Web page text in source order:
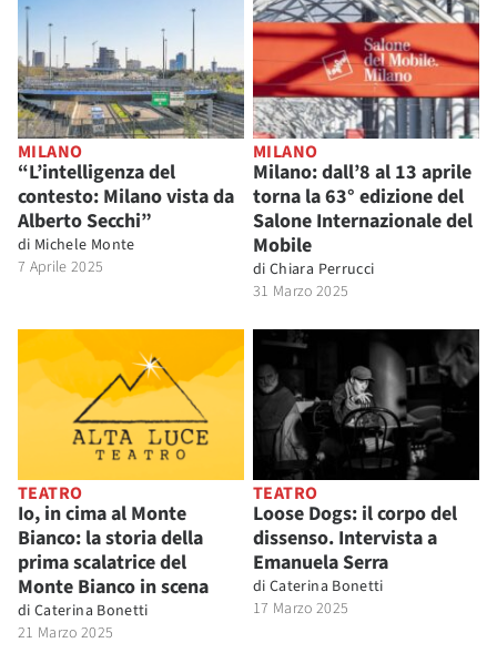
MILANO
“L’intelligenza del
contesto: Milano vista da
Alberto Secchi”
di Michele Monte
7 Aprile 2025
MILANO
Milano: dall’8 al 13 aprile
torna la 63° edizione del
Salone Internazionale del
Mobile
di Chiara Perrucci
31 Marzo 2025
TEATRO
Io, in cima al Monte
Bianco: la storia della
prima scalatrice del
Monte Bianco in scena
di Caterina Bonetti
21 Marzo 2025
TEATRO
Loose Dogs: il corpo del
dissenso. Intervista a
Emanuela Serra
di Caterina Bonetti
17 Marzo 2025